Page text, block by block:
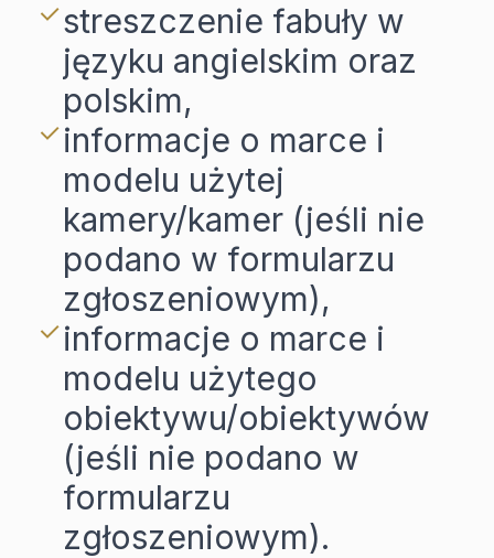
streszczenie fabuły w
języku angielskim oraz
polskim,
informacje o marce i
modelu użytej
kamery/kamer (jeśli nie
podano w formularzu
zgłoszeniowym),
informacje o marce i
modelu użytego
obiektywu/obiektywów
(jeśli nie podano w
formularzu
zgłoszeniowym).